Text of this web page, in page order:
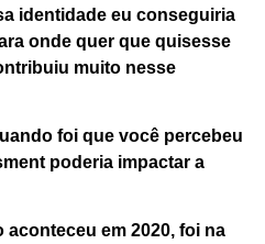
identidade eu conseguiria
onde quer que quisesse
muito nesse
foi que você percebeu
poderia impactar a
aconteceu em 2020, foi na